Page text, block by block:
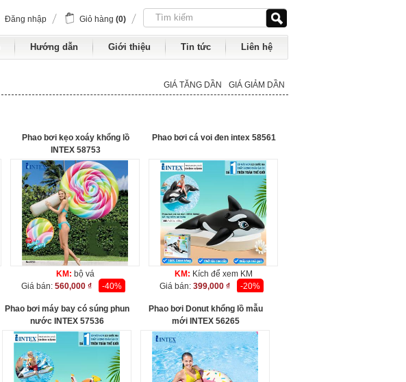
Đăng nhập Giỏ hàng (0)
Hướng dẫn Giới thiệu Tin tức Liên hệ
GIÁ TĂNG DẦN GIÁ GIẢM DẦN
Phao bơi kẹo xoáy khổng lồ
INTEX 58753
KM: bộ vá
Giá bán: 560,000 ₫ -40%
Phao bơi cá voi đen intex 58561
KM: Kích để xem KM
Giá bán: 399,000 ₫ -20%
Phao bơi máy bay có súng phun
nước INTEX 57536
Phao bơi Donut khổng lồ mẫu
mới INTEX 56265